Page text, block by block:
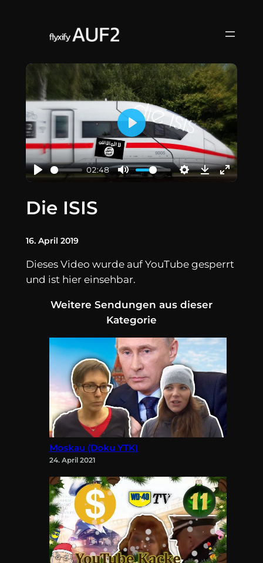
springen
02:48
Play
Die ISIS
16. April 2019
Dieses Video wurde auf YouTube gesperrt
und ist hier einsehbar.
Weitere Sendungen aus dieser
Kategorie
Moskau (Doku YTK)
24. April 2021